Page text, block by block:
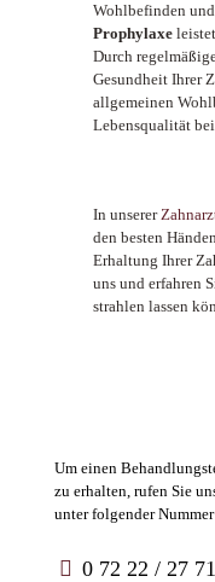
Wohlbefinden
Prophylaxe
Durch
Gesundheit Ihrer
allgemeinen
Lebensqualität
In unserer
den besten
Erhaltung Ihrer
uns und erfahren
strahlen lassen
Um einen
zu erhalten, rufen Sie
unter folgender
0 72 22 / 27